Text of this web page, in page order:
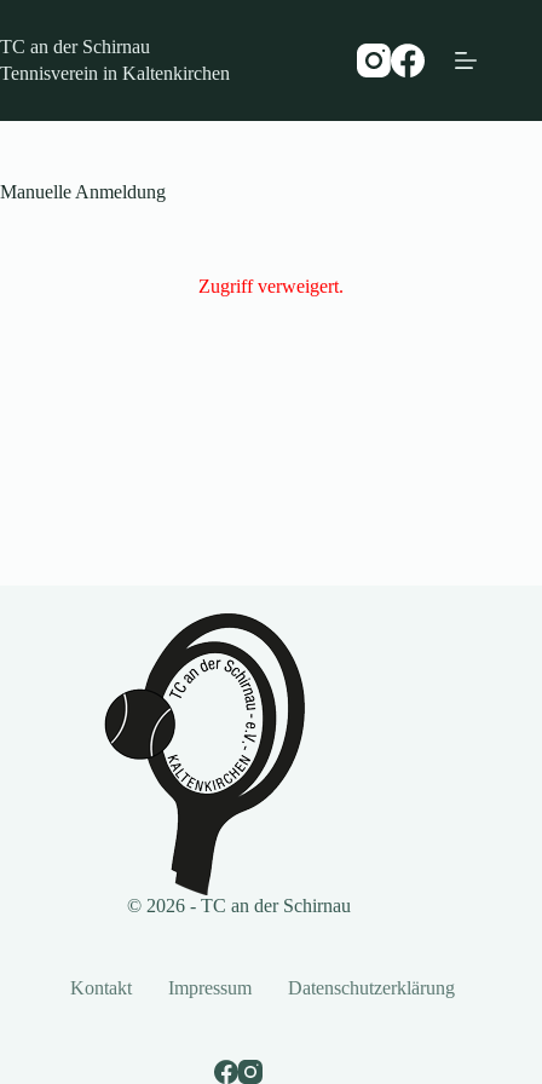
springen
TC an der Schirnau
Tennisverein in Kaltenkirchen
Manuelle Anmeldung
Zugriff verweigert.
© 2026 - TC an der Schirnau
Kontakt Impressum Datenschutzerklärung